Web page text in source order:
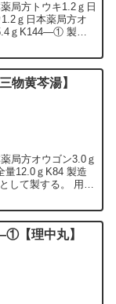
局方トウキ1.2ｇ日
ｇ日本薬局方オ
ｇK144―① 製造
物黄芩湯】
局方オウゴン3.0ｇ
量12.0ｇK84 製造
して製する。 用法
【理中丸】